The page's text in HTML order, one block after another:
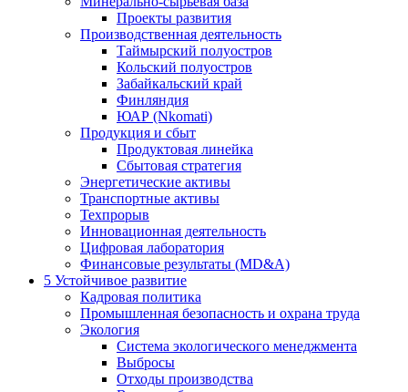
Проекты развития
Производственная деятельность
Таймырский полуостров
Кольский полуостров
Забайкальский край
Финляндия
ЮАР (Nkomati)
Продукция и сбыт
Продуктовая линейка
Сбытовая стратегия
Энергетические активы
Транспортные активы
Техпрорыв
Инновационная деятельность
Цифровая лаборатория
Финансовые результаты (MD&A)
5 Устойчивое развитие
Кадровая политика
Промышленная безопасность и охрана труда
Экология
Система экологического менеджмента
Выбросы
Отходы производства